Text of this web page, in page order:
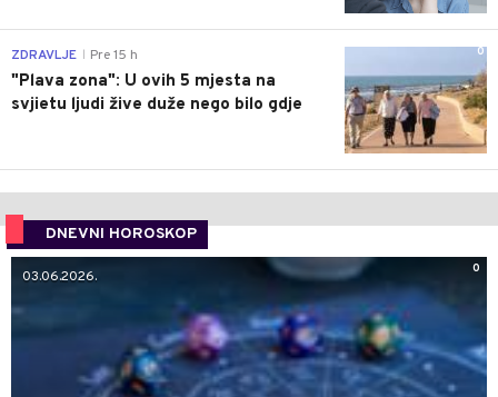
0
ZDRAVLJE Pre 15 h
"Plava zona": U ovih 5 mjesta na
svjietu ljudi žive duže nego bilo gdje
DNEVNI HOROSKOP
0
03.06.2026.